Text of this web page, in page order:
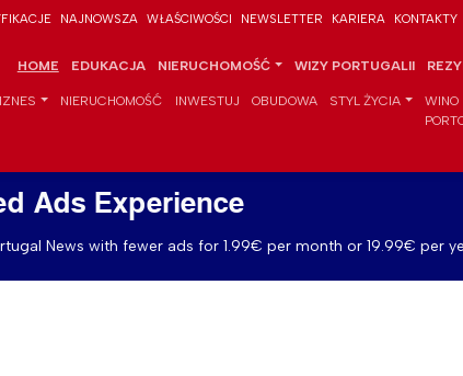
NAJNOWSZA WŁAŚCIWOŚCI NEWSLETTER KARIERA KONTAKTY
HOME EDUKACJA NIERUCHOMOŚĆ WIZY PORTUGALII
NIERUCHOMOŚĆ INWESTUJ OBUDOWA STYL ŻYCIA
WINO
Ads Experience
News with fewer ads for 1.99€ per month or 19.99€ per